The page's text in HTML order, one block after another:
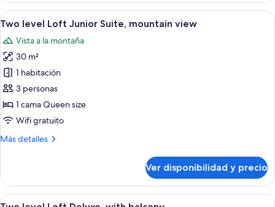
mountain
view
garden
or
balcony)
Ver
todas
las
fotos
de
Two
level
Loft
Junior
Suite,
Una habitación de madera con una
6
Two level Loft Junior Suite, mountain view
Vista a la montaña
30 m²
1 habitación
3 personas
1 cama Queen size
Wifi gratuito
Más detalles
Más
level
Loft
Junior
Ver disponibilidad y precio
Ver
Un dormitorio tipo cabaña de
6